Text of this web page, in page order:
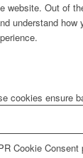
Out of
understand
cookies
Cookie